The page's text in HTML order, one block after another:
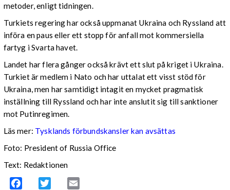
metoder, enligt tidningen.
Turkiets regering har också uppmanat Ukraina och Ryssland att
införa en paus eller ett stopp för anfall mot kommersiella
fartyg i Svarta havet.
Landet har flera gånger också krävt ett slut på kriget i Ukraina.
Turkiet är medlem i Nato och har uttalat ett visst stöd för
Ukraina, men har samtidigt intagit en mycket pragmatisk
inställning till Ryssland och har inte anslutit sig till sanktioner
mot Putinregimen.
Läs mer: Tysklands förbundskansler kan avsättas
Foto: President of Russia Office
Text: Redaktionen
Facebook Twitter